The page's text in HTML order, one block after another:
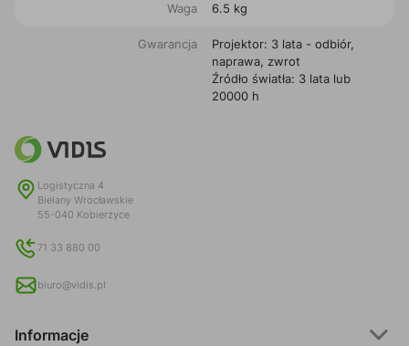
Waga 6.5 kg
Gwarancja
Projektor: 3 lata - odbiór,
naprawa, zwrot
Źródło światła: 3 lata lub
20000 h
Logistyczna 4
Bielany Wrocławskie
55-040 Kobierzyce
71 33 880 00
biuro@vidis.pl
Informacje